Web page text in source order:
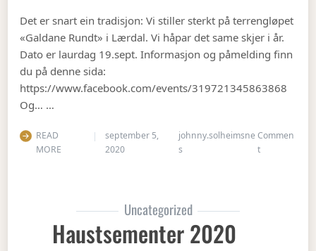
Det er snart ein tradisjon: Vi stiller sterkt på terrengløpet
«Galdane Rundt» i Lærdal. Vi håpar det same skjer i år.
Dato er laurdag 19.sept. Informasjon og påmelding finn
du på denne sida:
https://www.facebook.com/events/319721345863868
Og… …
READ
MORE
september 5,
2020
johnny.solheimsne
s
Commen
ton Gubbetur
Uncategorized
Haustsementer 2020